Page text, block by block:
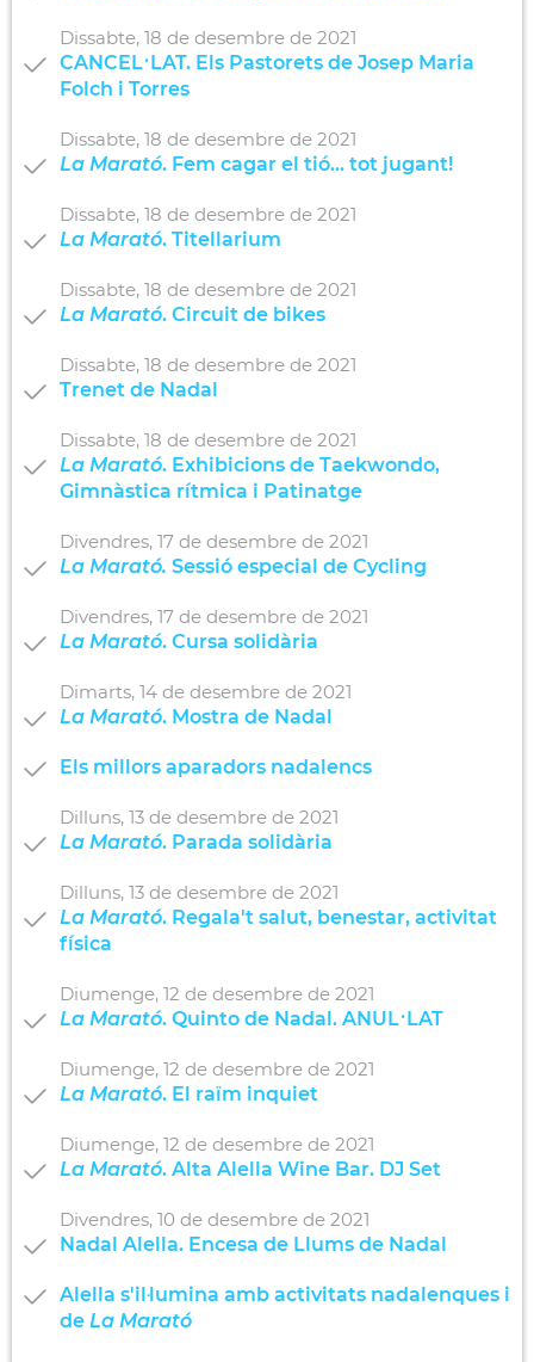
Dissabte, 18 de desembre de 2021
CANCEL·LAT. Els Pastorets de Josep Maria
Folch i Torres
Dissabte, 18 de desembre de 2021
La Marató. Fem cagar el tió... tot jugant!
Dissabte, 18 de desembre de 2021
La Marató. Titellarium
Dissabte, 18 de desembre de 2021
La Marató. Circuit de bikes
Dissabte, 18 de desembre de 2021
Trenet de Nadal
Dissabte, 18 de desembre de 2021
La Marató. Exhibicions de Taekwondo,
Gimnàstica rítmica i Patinatge
Divendres, 17 de desembre de 2021
La Marató. Sessió especial de Cycling
Divendres, 17 de desembre de 2021
La Marató. Cursa solidària
Dimarts, 14 de desembre de 2021
La Marató. Mostra de Nadal
Els millors aparadors nadalencs
Dilluns, 13 de desembre de 2021
La Marató. Parada solidària
Dilluns, 13 de desembre de 2021
La Marató. Regala't salut, benestar, activitat
física
Diumenge, 12 de desembre de 2021
La Marató. Quinto de Nadal. ANUL·LAT
Diumenge, 12 de desembre de 2021
La Marató. El raïm inquiet
Diumenge, 12 de desembre de 2021
La Marató. Alta Alella Wine Bar. DJ Set
Divendres, 10 de desembre de 2021
Nadal Alella. Encesa de Llums de Nadal
Alella s'il·lumina amb activitats nadalenques i
de La Marató